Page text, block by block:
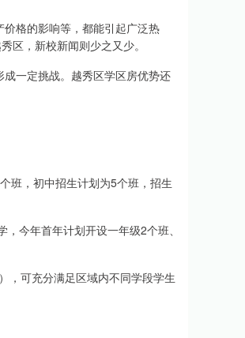
格的影响等，都能引起广泛热
区，新校新闻则少之又少。
一定挑战。越秀区学区房优势还
班，初中招生计划为5个班，招生
今年首年计划开设一年级2个班、
，可充分满足区域内不同学段学生